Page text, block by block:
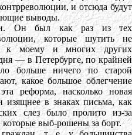
и отсюда будут
выводы.
Он был как раз из тех
которые шутить не
к моему и многих других
— в Петербурге, по крайней
больше ничего по старой
какое большое облегчение
реформа, насколько новая
изящнее в знаках письма, как
слез было пролито из-за
которые выб-рошены за борт.